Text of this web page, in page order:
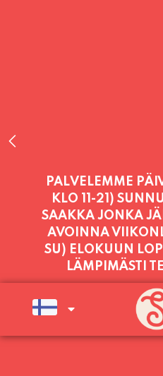
TORSTAI
PALVELEMME
KLO 11-21)
SAAKKA JONKA
AVOINNA
SU) ELOKUUN
LÄMPIMÄSTI